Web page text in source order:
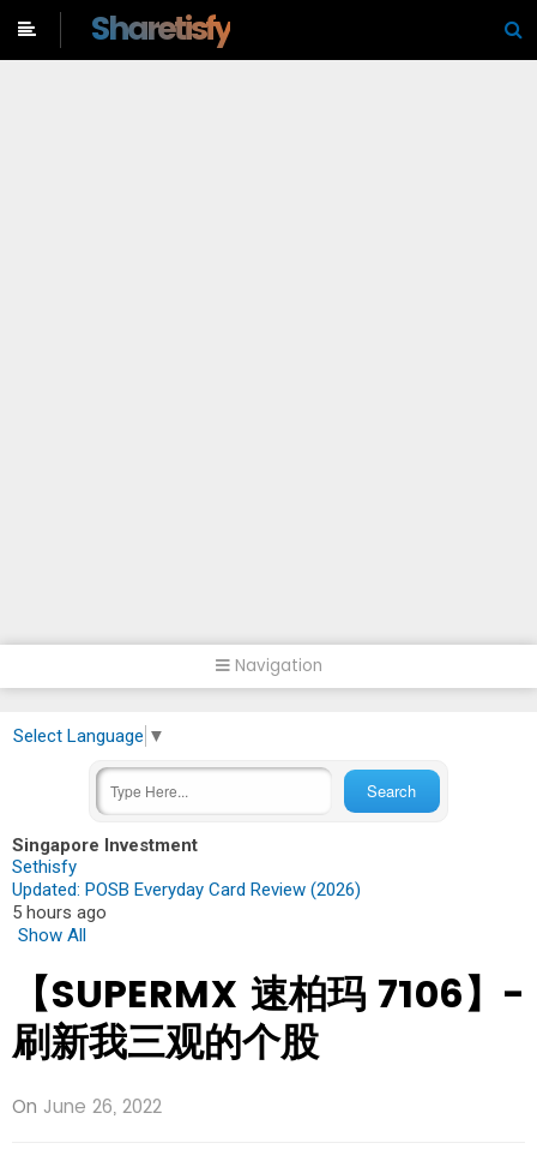
Sharetisfy
Navigation
Select Language ▼
Singapore Investment
Sethisfy
Updated: POSB Everyday Card Review (2026)
5 hours ago
Show All
【SUPERMX 速柏玛 7106】-
刷新我三观的个股
On June 26, 2022